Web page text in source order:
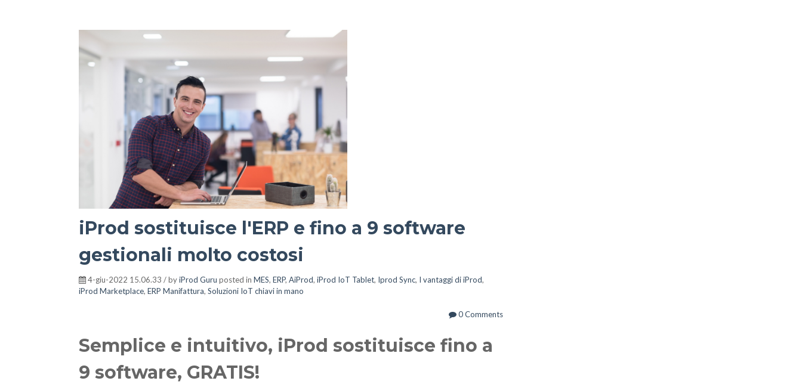
iProd sostituisce l'ERP e fino a 9 software
gestionali molto costosi
4-giu-2022 15.06.33 / byiProd Guru posted in MES, ERP, AiProd, iProd IoT Tablet, Iprod Sync, I vantaggi di iProd,
iProd Marketplace, ERP Manifattura, Soluzioni IoT chiavi in mano
0 Comments
Semplice e intuitivo, iProd sostituisce fino a
9 software, GRATIS!